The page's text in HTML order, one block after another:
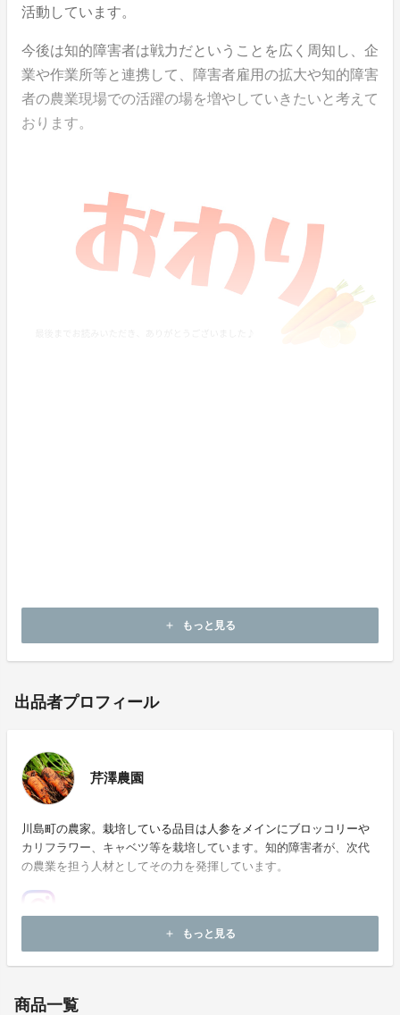
活動しています。
今後は知的障害者は戦力だということを広く周知し、企
業や作業所等と連携して、障害者雇用の拡大や知的障害
者の農業現場での活躍の場を増やしていきたいと考えて
おります。
ン、β-カロテン及びβ-クリプトキサンチン
add もっと見る
出品者プロフィール
芹澤農園
川島町の農家。栽培している品目は人参をメインにブロッコリーや
カリフラワー、キャベツ等を栽培しています。知的障害者が、次代
の農業を担う人材としてその力を発揮しています。
add もっと見る
商品一覧